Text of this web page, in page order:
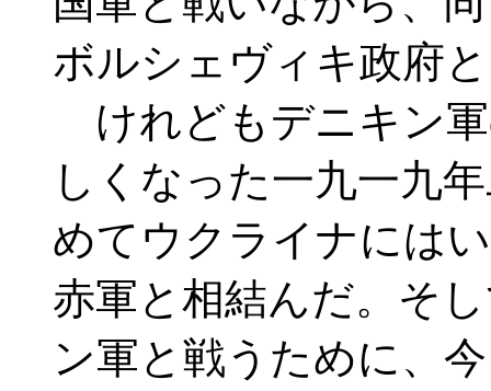
ボルシェヴィキ政府
けれどもデニキン
しくなった一九一九
めてウクライナには
赤軍と相結んだ。そ
ン軍と戦うために、